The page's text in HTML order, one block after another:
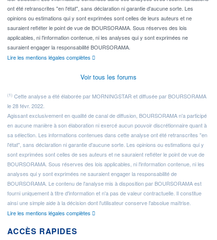
ont été retranscrites "en l'état", sans déclaration ni garantie d'aucune sorte. Les
opinions ou estimations qui y sont exprimées sont celles de leurs auteurs et ne
sauraient refléter le point de vue de BOURSORAMA. Sous réserves des lois
applicables, ni l'information contenue, ni les analyses qui y sont exprimées ne
sauraient engager la responsabilité BOURSORAMA.
Lire les mentions légales complètes
Voir tous les forums
(1) Cette analyse a été élaborée par MORNINGSTAR et diffusée par BOURSORAMA
le 28 févr. 2022.
Agissant exclusivement en qualité de canal de diffusion, BOURSORAMA n'a participé
en aucune manière à son élaboration ni exercé aucun pouvoir discrétionnaire quant à
sa sélection. Les informations contenues dans cette analyse ont été retranscrites "en
l'état", sans déclaration ni garantie d'aucune sorte. Les opinions ou estimations qui y
sont exprimées sont celles de ses auteurs et ne sauraient refléter le point de vue de
BOURSORAMA. Sous réserves des lois applicables, ni l'information contenue, ni les
analyses qui y sont exprimées ne sauraient engager la responsabilité de
BOURSORAMA. Le contenu de l'analyse mis à disposition par BOURSORAMA est
fourni uniquement à titre d'information et n'a pas de valeur contractuelle. Il constitue
ainsi une simple aide à la décision dont l'utilisateur conserve l'absolue maîtrise.
Lire les mentions légales complètes
ACCÈS RAPIDES